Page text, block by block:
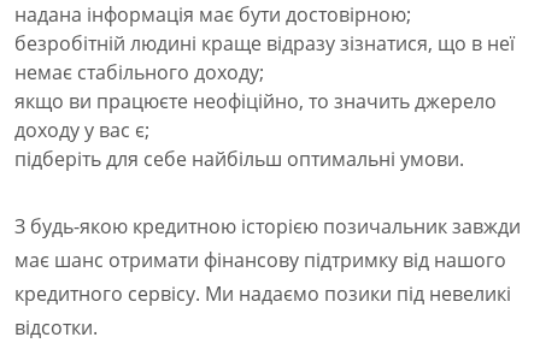
надана інформація має бути достовірною;
безробітній людині краще відразу зізнатися, що в неї
немає стабільного доходу;
якщо ви працюєте неофіційно, то значить джерело
доходу у вас є;
підберіть для себе найбільш оптимальні умови.
З будь-якою кредитною історією позичальник завжди
має шанс отримати фінансову підтримку від нашого
кредитного сервісу. Ми надаємо позики під невеликі
відсотки.